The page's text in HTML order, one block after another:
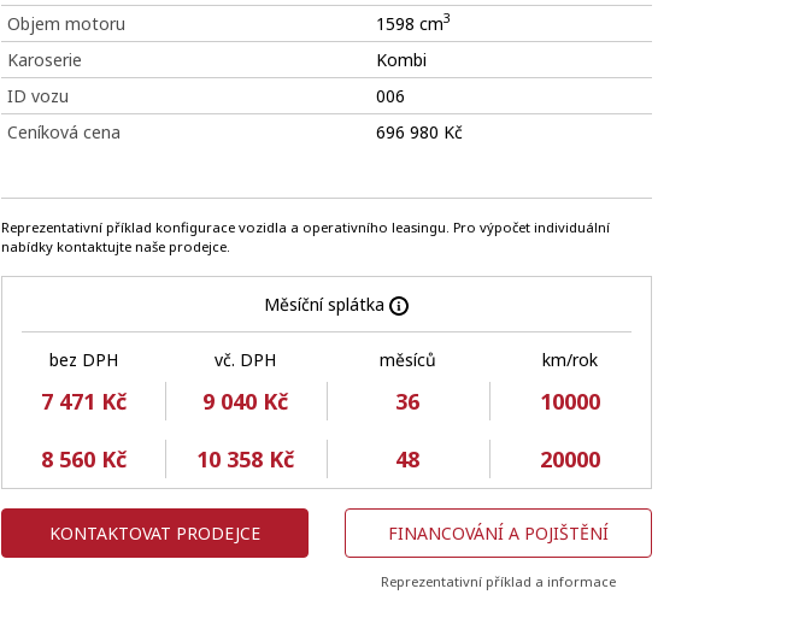
Objem motoru
1598 cm3
Karoserie
Kombi
ID vozu
006
Ceníková cena
696 980 Kč
Reprezentativní příklad konfigurace vozidla a operativního leasingu. Pro výpočet individuální
nabídky kontaktujte naše prodejce.
Měsíční splátka
bez DPH vč. DPH měsíců km/rok
7 471 Kč 9 040 Kč 36
10000
8 560 Kč
10 358 Kč 48 20000
KONTAKTOVAT PRODEJCE FINANCOVÁNÍ A POJIŠTĚNÍ
Reprezentativní příklad a informace